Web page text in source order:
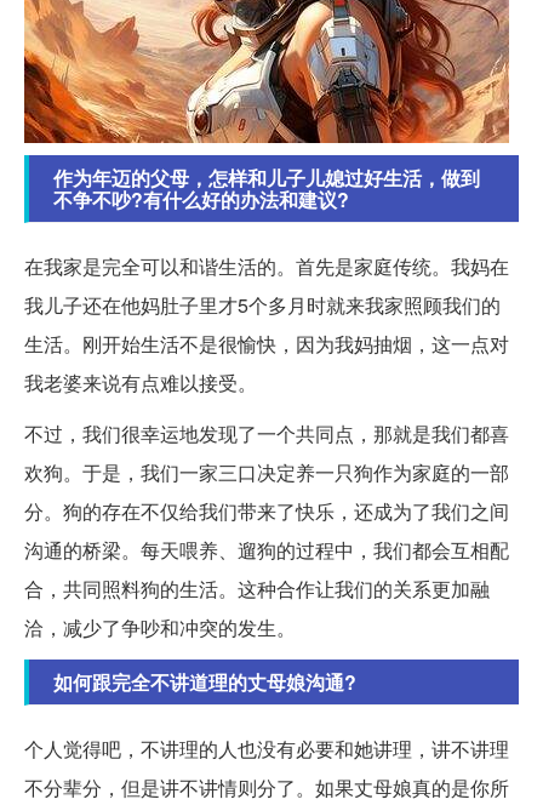
作为年迈的父母，怎样和儿子儿媳过好生活，做到
不争不吵?有什么好的办法和建议?
在我家是完全可以和谐生活的。首先是家庭传统。我妈在
我儿子还在他妈肚子里才5个多月时就来我家照顾我们的
生活。刚开始生活不是很愉快，因为我妈抽烟，这一点对
我老婆来说有点难以接受。
不过，我们很幸运地发现了一个共同点，那就是我们都喜
欢狗。于是，我们一家三口决定养一只狗作为家庭的一部
分。狗的存在不仅给我们带来了快乐，还成为了我们之间
沟通的桥梁。每天喂养、遛狗的过程中，我们都会互相配
合，共同照料狗的生活。这种合作让我们的关系更加融
洽，减少了争吵和冲突的发生。
如何跟完全不讲道理的丈母娘沟通?
个人觉得吧，不讲理的人也没有必要和她讲理，讲不讲理
不分辈分，但是讲不讲情则分了。如果丈母娘真的是你所